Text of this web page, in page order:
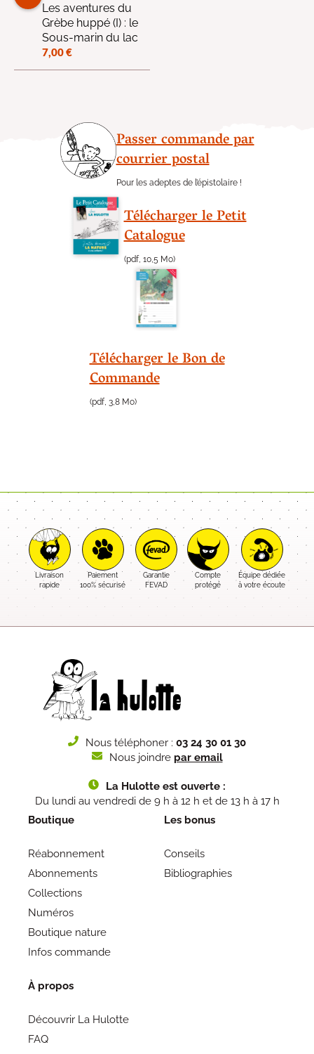
Les aventures du
Grèbe huppé (I) : le
Sous-marin du lac
7,00€
Passer commande par
courrier postal
Pour les adeptes de l’épistolaire !
Télécharger le Petit
Catalogue
(pdf, 10,5 Mo)
Télécharger le Bon de
Commande
(pdf, 3,8 Mo)
Livraison
rapide
Paiement
100% sécurisé
Garantie
FEVAD
Compte
protégé
Équipe dédiée
à votre écoute
Nous téléphoner : 03 24 30 01 30
Nous joindre par email
La Hulotte est ouverte :
Du lundi au vendredi de 9 h à 12 h et de 13 h à 17 h
Boutique
Réabonnement
Abonnements
Collections
Numéros
Boutique nature
Infos commande
Les bonus
Conseils
Bibliographies
À propos
Découvrir La Hulotte
FAQ